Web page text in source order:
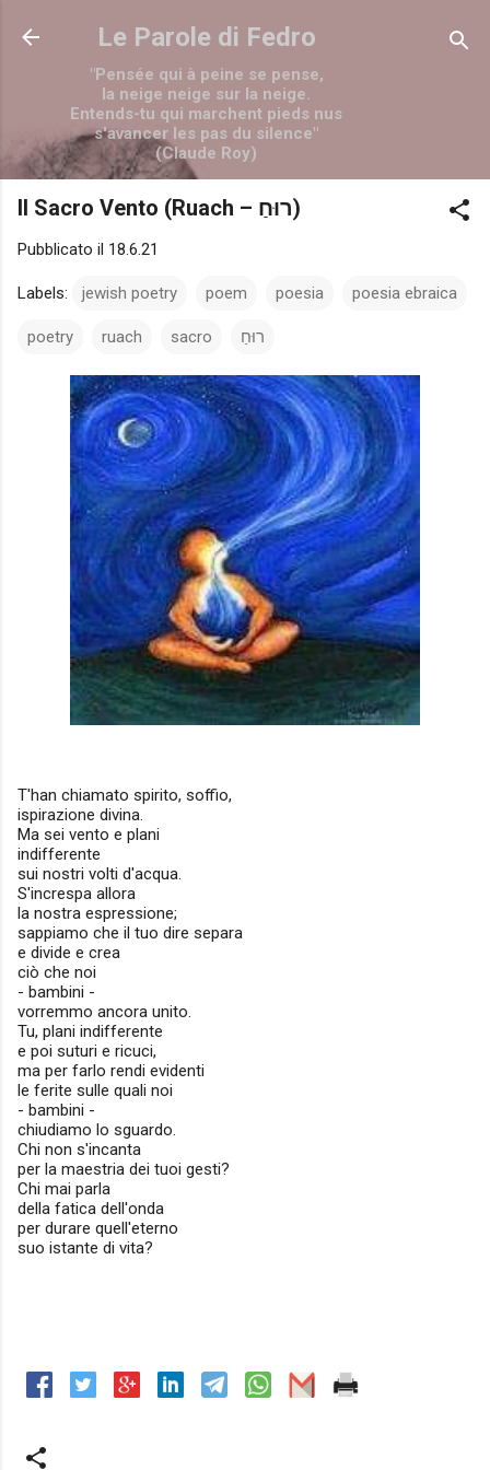
Passa ai contenuti principali
Le Parole di Fedro
"Pensée qui à peine se pense,
la neige neige sur la neige.
Entends-tu qui marchent pieds nus
s'avancer les pas du silence"
(Claude Roy)
Il Sacro Vento (Ruach – רוּחַ)
Pubblicato il 18.6.21
Labels: jewish poetry poem poesia poesia ebraica
poetry ruach sacro רוּחַ
T'han chiamato spirito, soffio,
ispirazione divina.
Ma sei vento e plani
indifferente
sui nostri volti d'acqua.
S'increspa allora
la nostra espressione;
sappiamo che il tuo dire separa
e divide e crea
ciò che noi
- bambini -
vorremmo ancora unito.
Tu, plani indifferente
e poi suturi e ricuci,
ma per farlo rendi evidenti
le ferite sulle quali noi
- bambini -
chiudiamo lo sguardo.
Chi non s'incanta
per la maestria dei tuoi gesti?
Chi mai parla
della fatica dell'onda
per durare quell'eterno
suo istante di vita?